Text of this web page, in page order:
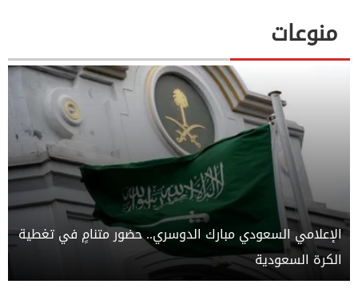
منوعات
الإعلامي السعودي مبارك الدوسري.. حضور متنامٍ في تغطية
الكرة السعودية